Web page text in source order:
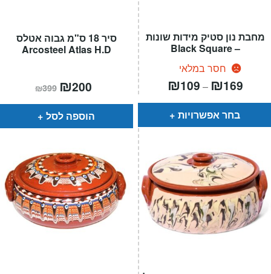
סיר 18 ס"מ גבוה אטלס
Arcosteel Atlas H.D
₪399 המחיר
המקורי
היה:
₪399.
₪200
הוא:
הוספה לסל
מחבת נון סטיק מידות שונות
– Black Square
חסר במלאי
₪109 – ₪169טווח
⁦₪109⁩
בחר אפשרויות